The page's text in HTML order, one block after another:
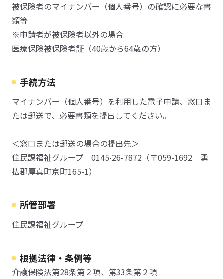
被保険者のマイナンバー（個人番号）の確認に必要な書
類等
※申請者が被保険者以外の場合
医療保険被保険者証（40歳から64歳の方）
手続方法
マイナンバー（個人番号）を利用した電子申請、窓口ま
たは郵送で、必要書類を提出してください。
＜窓口または郵送の場合の提出先＞
住民課福祉グループ 0145-26-7872（〒059-1692 勇
払郡厚真町京町165-1）
所管部署
住民課福祉グループ
根拠法律・条例等
介護保険法第28条第２項、第33条第２項